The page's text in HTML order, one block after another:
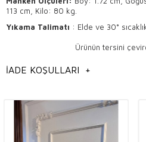
113 cm, Kilo: 80 kg.
Yıkama Talimatı : Elde ve 30°
Ürünün tersini çevirerek
Hafif ısı ile ütülenir .
Bluzlarda Kalitenin Önemi ve
Bluzlar
, kadın giyiminin vazgeçilmez
bluz, hem günlük yaşamda hem de
İADE KOŞULLARI +